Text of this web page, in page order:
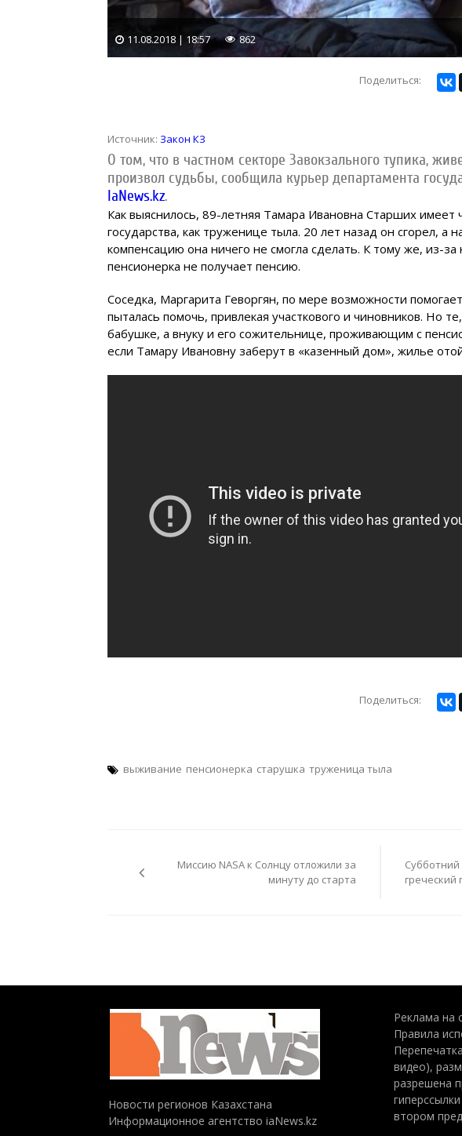
11.08.2018 | 18:57 862
Поделиться:
Источник: Закон КЗ
О том, что в частном секторе Завокзального тупика,
произвол судьбы, сообщила курьер департамента
IaNews.kz.
Как выяснилось, 89-летняя Тамара Ивановна Старших
государства, как труженице тыла. 20 лет назад он сгорел, а
компенсацию она ничего не смогла сделать. К тому же, из-за
пенсионерка не получает пенсию.
Соседка, Маргарита Геворгян, по мере возможности
пыталась помочь, привлекая участкового и чиновников. Но
бабушке, а внуку и его сожительнице, проживающим с
если Тамару Ивановну заберут в «казенный дом», жилье
Поделиться:
выживание пенсионерка старушка труженица тыла
записям
Миссию NASA к Солнцу отложили за
минуту до старта
греческий
Новости регионов Казахстана
Информационное агентство iaNews.kz
Реклама на
Правила
видео),
разрешена
втором